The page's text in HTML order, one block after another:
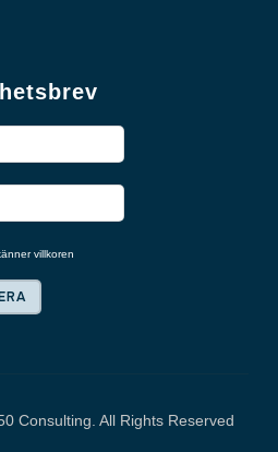
villkoren
Consulting. All Rights Reserved